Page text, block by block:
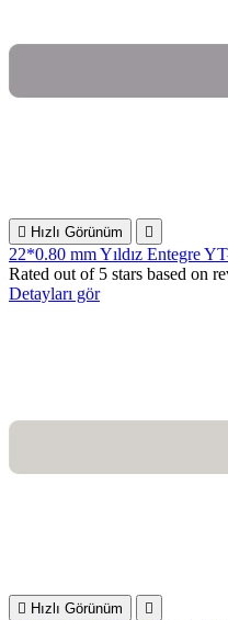
 Hızlı Görünüm 
22*0.80 mm Yıldız Entegre
Rated out of 5 stars based on
Detayları gör
 Hızlı Görünüm 